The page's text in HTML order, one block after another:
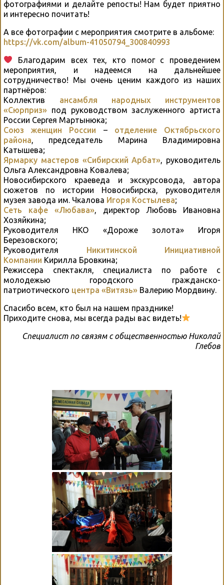
фотографиями и делайте репосты! Нам будет приятно
и интересно почитать!
А все фотографии с мероприятия смотрите в альбоме:
https://vk.com/album-41050794_300840993
Благодарим всех тех, кто помог с проведением
мероприятия, и надеемся на дальнейшее
сотрудничество! Мы очень ценим каждого из наших
партнёров:
Коллектив ансамбля народных инструментов
«Сюрприз» под руководством заслуженного артиста
России Сергея Мартынюка;
Союз женщин России – отделение Октябрьского
района , председатель Марина Владимировна
Катышева;
Ярмарку мастеров «Сибирский Арбат» , руководитель
Ольга Александровна Ковалева;
Новосибирского краеведа и экскурсовода, автора
сюжетов по истории Новосибирска, руководителя
музея завода им. Чкалова Игоря Костылева;
Сеть кафе «Любава» , директор Любовь Ивановна
Хозяйкина;
Руководителя НКО «Дороже золота» Игоря
Березовского;
Руководителя Никитинской Инициативной
Компании Кирилла Бровкина;
Режиссера спектакля, специалиста по работе с
молодежью городского гражданско-
патриотического центра «Витязь» Валерию Мордвину.
Спасибо всем, кто был на нашем празднике!
Приходите снова, мы всегда рады вас видеть!
Специалист по связям с общественностью Николай
Глебов